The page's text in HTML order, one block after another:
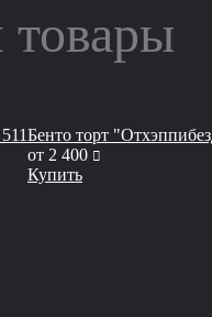
Бенто торт
от 2 400 руб
Купить